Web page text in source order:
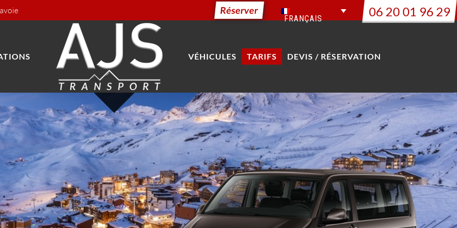
Réserver
FRANÇAIS 06 20 01 96 29
VÉHICULES TARIFS DEVIS / RÉSERVATION